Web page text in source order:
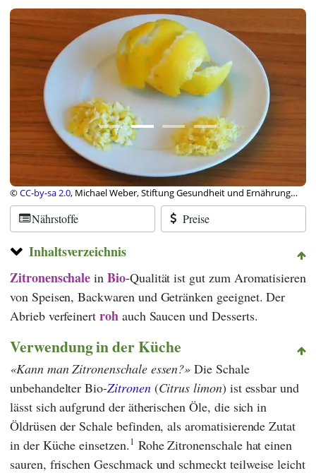
©CC-by-sa 2.0, Michael Weber, Stiftung Gesundheit und Ernährung
Schweiz
Nährstoffe Preise
Inhaltsverzeichnis
Zitronenschale inBio-Qualität ist gut zum Aromatisieren
von Speisen, Backwaren und Getränken geeignet. Der
Abrieb verfeinertroh auch Saucen und Desserts.
Verwendung in der Küche
Kann man Zitronenschale essen? Die Schale
unbehandelter Bio-Zitronen(Citrus limon) ist essbar und
lässt sich aufgrund der ätherischen Öle, die sich in
Öldrüsen der Schale befinden, als aromatisierende Zutat
in der Küche einsetzen.1 Rohe Zitronenschale hat einen
sauren, frischen Geschmack und schmeckt teilweise leicht